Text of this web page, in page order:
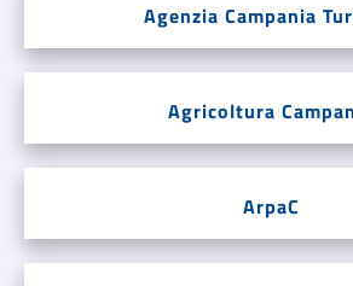
Agenzia Campania
Agricoltura
ArpaC